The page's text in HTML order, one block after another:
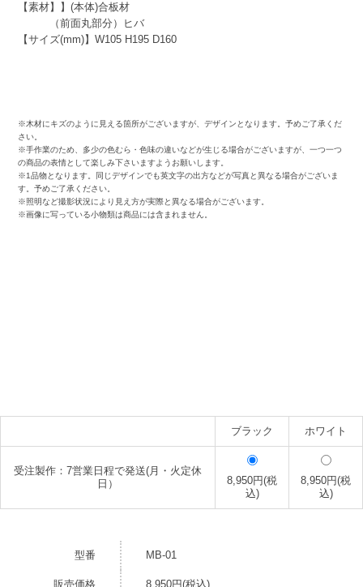
【素材】】(本体)合板材
（前面丸部分）ヒバ
【サイズ(mm)】W105 H195 D160
※木材にキズのように見える箇所がございますが、デザインとなります。予めご了承くだ
さい。
※手作業のため、多少の色むら・色味の違いなどが生じる場合がございますが、一つ一つ
の商品の表情として楽しみ下さいますようお願いします。
※1品物となります。同じデザインでも英文字の出方などが写真と異なる場合がございま
す。予めご了承ください。
※照明など撮影状況により見え方が実際と異なる場合がございます。
※画像に写っている小物類は商品には含まれません。
ブラック ホワイト
受注製作：7営業日程で発送(月・火定休
日）
8,950円(税
込)
8,950円(税
込)
型番 MB-01
販売価格 8,950円(税込)